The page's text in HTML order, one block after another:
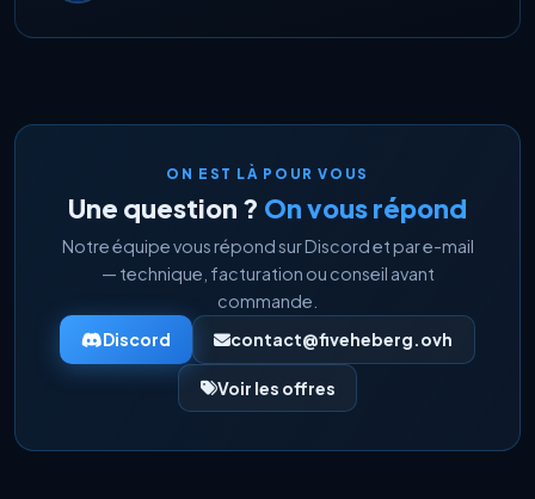
ON EST LÀ POUR VOUS
Une question ? On vous répond
Notre équipe vous répond sur Discord et par e-mail
— technique, facturation ou conseil avant
commande.
Discord
contact@fiveheberg.ovh
Voir les offres